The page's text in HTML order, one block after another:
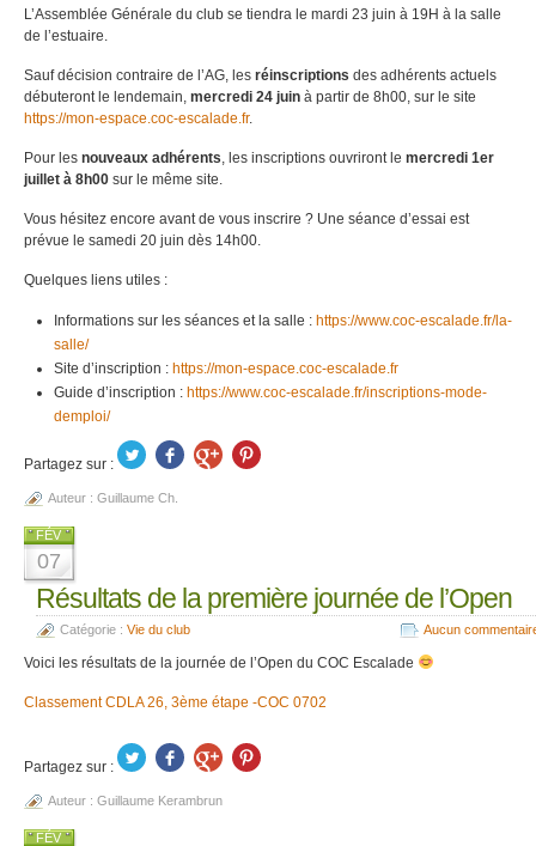
L’Assemblée Générale du club se tiendra le mardi 23 juin à 19H à la salle
de l’estuaire.
Sauf décision contraire de l’AG, les réinscriptions des adhérents actuels
débuteront le lendemain, mercredi 24 juin à partir de 8h00, sur le site
https://mon-espace.coc-escalade.fr.
Pour les nouveaux adhérents, les inscriptions ouvriront le mercredi 1er
juillet à 8h00 sur le même site.
Vous hésitez encore avant de vous inscrire ? Une séance d’essai est
prévue le samedi 20 juin dès 14h00.
Quelques liens utiles :
Informations sur les séances et la salle : https://www.coc-escalade.fr/la-
salle/
Site d’inscription : https://mon-espace.coc-escalade.fr
Guide d’inscription : https://www.coc-escalade.fr/inscriptions-mode-
demploi/
Partagez sur :
Auteur : Guillaume Ch.
FÉV
07
Résultats de la première journée de l’Open
Catégorie : Vie du club Aucun
Voici les résultats de la journée de l’Open du COC Escalade
Classement CDLA 26, 3ème étape -COC 0702
Partagez sur :
Auteur : Guillaume Kerambrun
FÉV